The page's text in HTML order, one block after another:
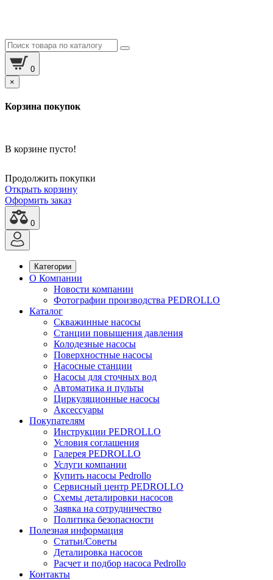
0
×
Корзина покупок
В корзине пусто!
Продолжить покупки
Открыть корзину
Оформить заказ
0
Категории
О Компании
Новости компании
Фотографии производства PEDROLLO
Каталог
Скважинные насосы
Станции повышения давления
Колодезные насосы
Поверхностные насосы
Насосные станции
Насосы для сточных вод
Автоматика и пульты
Циркуляционные насосы
Аксессуары
Покупателям
Инструкции PEDROLLO
Условия соглашения
Галерея PEDROLLO
Услуги компании
Купить насосы Pedrollo
Сервисный центр PEDROLLO
Схемы деталировки насосов
Заявка на сотрудничество
Политика безопасности
Полезная информация
Статьи/Советы
Деталировка насосов
Расчет и подбор насоса Pedrollo
Контакты